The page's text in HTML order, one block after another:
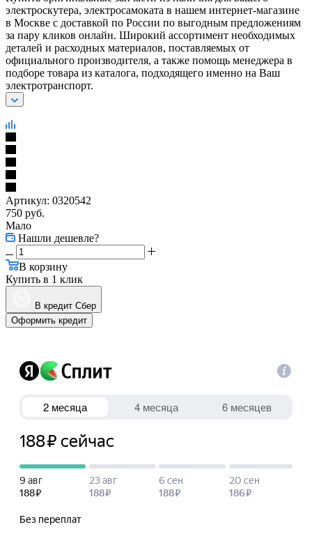
электроскутера, электросамоката в нашем интернет-магазине
в Москве с доставкой по России по выгодным предложениям
за пару кликов онлайн. Широкий ассортимент необходимых
деталей и расходных материалов, поставляемых от
официального производителя, а также помощь менеджера в
подборе товара из каталога, подходящего именно на Ваш
электротранспорт.
Артикул: 0320542
750 руб.
Мало
Нашли дешевле?
В корзину
Купить в 1 клик
В кредит Сбер
Оформить кредит